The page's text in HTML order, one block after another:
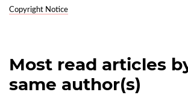
Copyright Notice
Most read articles
same author(s)